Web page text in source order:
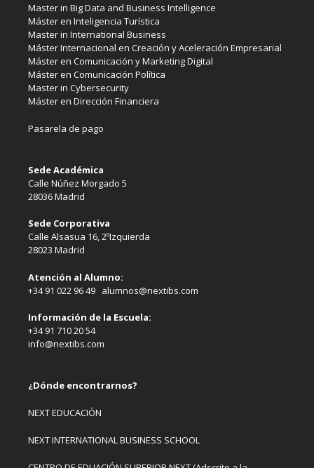
Master in Big Data and Business Intelligence
Máster en Inteligencia Turística
Master in International Business
Máster Internacional en Creación y Aceleración Empresarial
Máster en Comunicación y Marketing Digital
Máster en Comunicación Política
Master in Cybersecurity
Máster en Dirección Financiera
Pasarela de pago
Sede Académica
Calle Núñez Morgado 5
28036 Madrid
Sede Corporativa
Calle Alsasua 16, 2ºIzquierda
28023 Madrid
Atención al Alumno:
+34 91 022 96 49 alumnos@nextibs.com
Información de la Escuela:
+34 91 710 20 54
info@nextibs.com
¿Dónde encontrarnos?
NEXT EDUCACIÓN
NEXT INTERNATIONAL BUSINESS SCHOOL